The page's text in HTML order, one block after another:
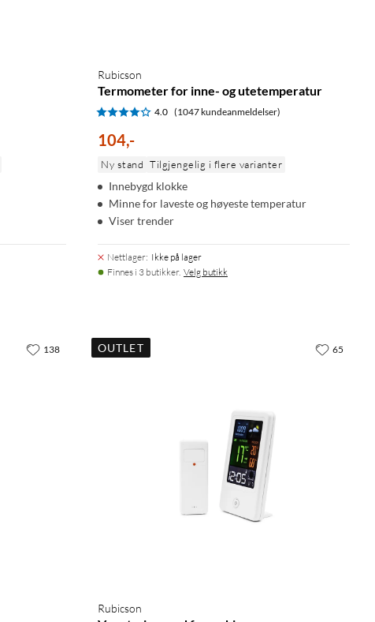
Rubicson
Termometer for inne- og utetemperatur
4.0 (1047 kundeanmeldelser)
104,-
Ny stand Tilgjengelig i flere varianter
Innebygd klokke
Minne for laveste og høyeste temperatur
Viser trender
Nettlager: Ikke på lager
Finnes i 3 butikker. Velg butikk
138 OUTLET
Rubicson
65